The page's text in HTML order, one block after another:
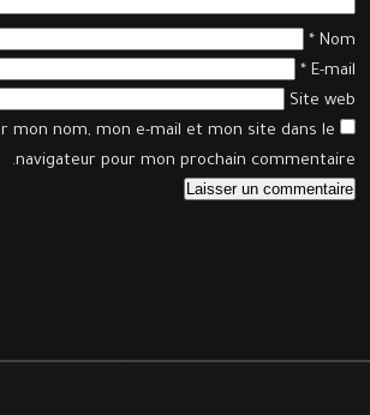
Nom
*
E-mail
*
Site web
mon nom, mon e-mail et mon site dans le
navigateur pour mon prochain commentaire.